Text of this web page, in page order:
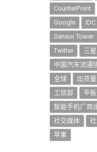
CounterPoint
Google
IDC
Sensor Tower
Twitter
三星
中国汽车流通
全球
出货量
工信部
平
智能手机厂商
社交媒体
苹果